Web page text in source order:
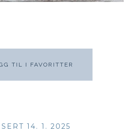
TIL I FAVORITTER
14. 1. 2025